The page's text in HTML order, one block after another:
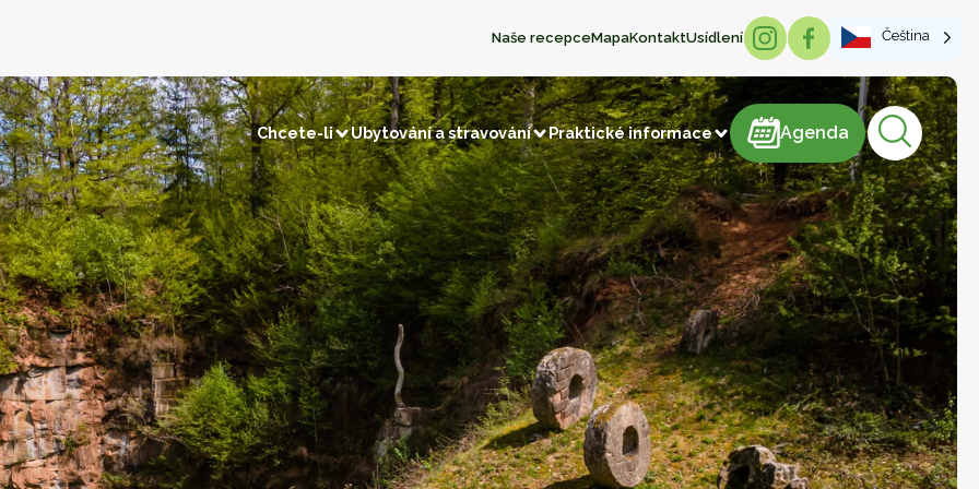
Naše recepceMapaKontaktUsídlení Čeština
Chcete-li
/ rybaření
Návštěvy a objevy
Přírodní památky
Návrat do pravěku
Pozoruhodné vesnice
Muzea a výstavy
Náboženské stavby
Turismus paměti
Hrady
Místní produkty
Pečivo a cukrářské výrobky
Zmrzlina
Mléčné výrobky
Med
Ovoce a zelenina
Maso a výrobky z masa
Cukrovinky
Nápoje
Výroba výrobků
Ubytování a stravování Praktické informace
obchodníků
sousedů
Agenda
Agenda